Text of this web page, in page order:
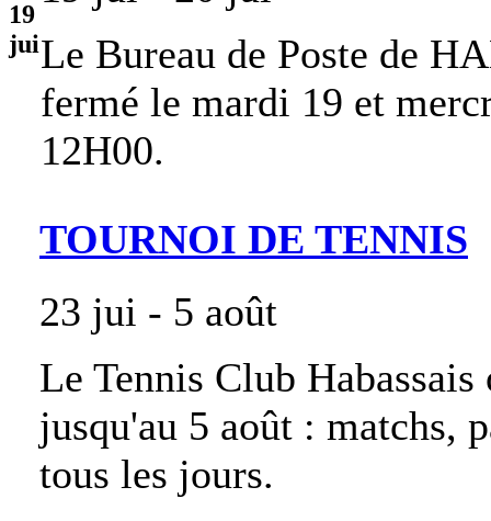
19
juiLe Bureau de Poste de
fermé le mardi 19 et
12H00.
TOURNOI DE TENNIS
23 jui - 5 août
Le Tennis Club
jusqu'au 5 août : matchs,
tous les jours.